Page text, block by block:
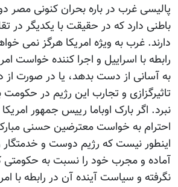
پالیسی غرب در باره بحران کنونی مصر
باطنی دارد که در حقیقت با یکدیگر در
دارند. غرب به ویژه امریکا هرگز نمی
رابطه با اسراییل و اجرا کننده خواست
به آسانی از دست بدهد، یا در صورت
تاثیرگزازی و تجارب این رژیم در
نبرد. اگر بارک اوباما رییس جمهور
احترام به خواست معترضین حسنی
اینطور نیست که رژیم دوست و خدمتگار
آماده و مجرب خود را نسبت به
نگرفته و سیاست آینده آن در رابطه با